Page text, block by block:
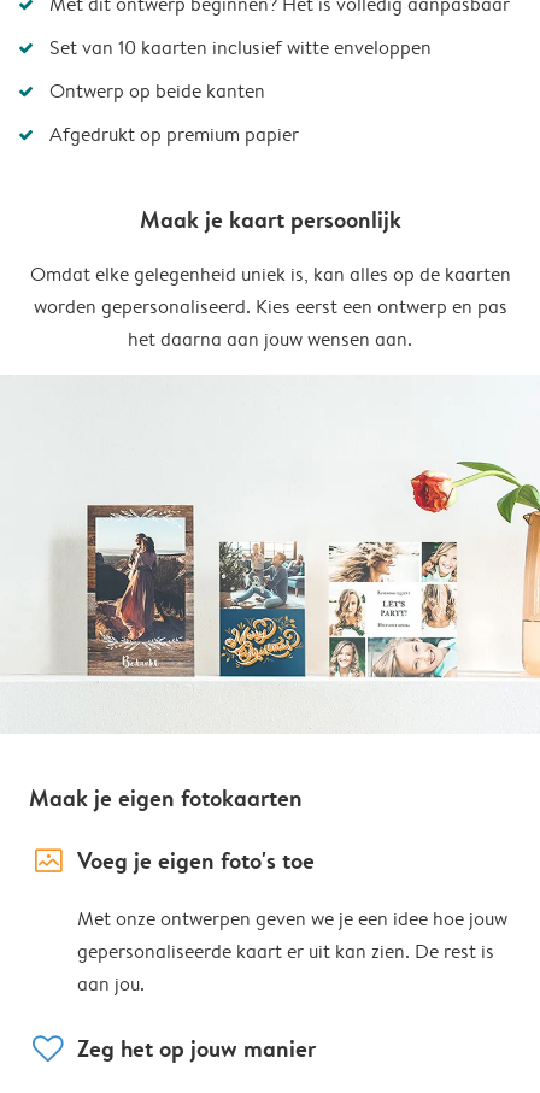
Set van 10 kaarten inclusief witte enveloppen
Ontwerp op beide kanten
Afgedrukt op premium papier
Maak je kaart persoonlijk
Omdat elke gelegenheid uniek is, kan alles op de kaarten
worden gepersonaliseerd. Kies eerst een ontwerp en pas
het daarna aan jouw wensen aan.
Maak je eigen fotokaarten
image_placeholder Voeg je eigen foto's toe
Met onze ontwerpen geven we je een idee hoe jouw
gepersonaliseerde kaart er uit kan zien. De rest is
aan jou.
heart Zeg het op jouw manier